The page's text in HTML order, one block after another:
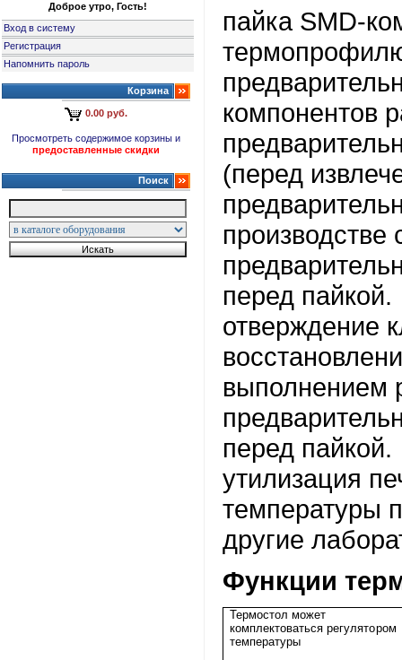
Доброе утро, Гость!
Вход в систему
Регистрация
Напомнить пароль
Корзина
0.00 руб.
Просмотреть содержимое корзины и
предоставленные скидки
Поиск
пайка SMD-
компонентов
(перед
перед пайкой.
отверждение
выполнением
перед пайкой.
утилизация
температуры
другие
Функции
Термостол может
комплектоваться регулятором
температуры